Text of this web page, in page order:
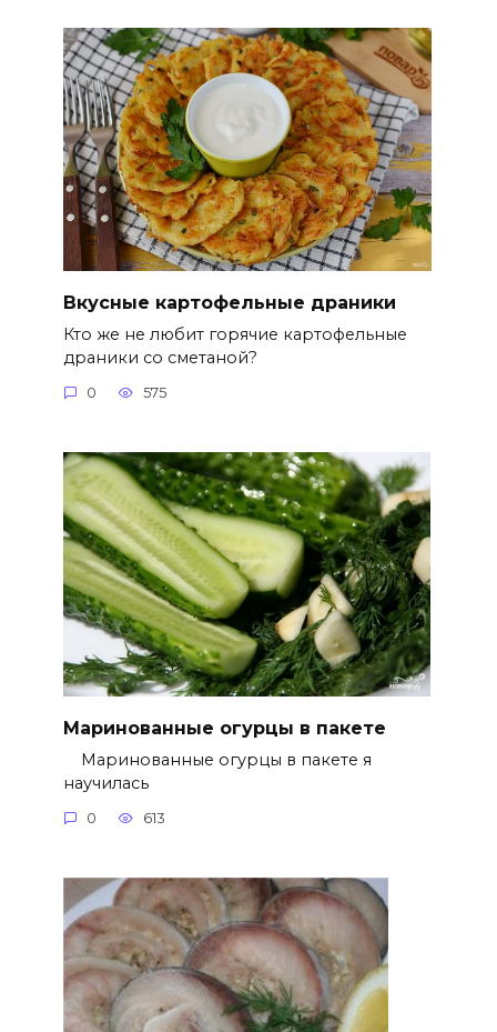
Вкусные картофельные драники
Кто же не любит горячие картофельные
драники со сметаной?
0 575
Маринованные огурцы в пакете
Маринованные огурцы в пакете я
научилась
0 613